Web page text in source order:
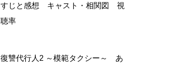
すじと感想 キャスト・相関図 視
聴率
復讐代行人2 ～模範タクシー～ あ